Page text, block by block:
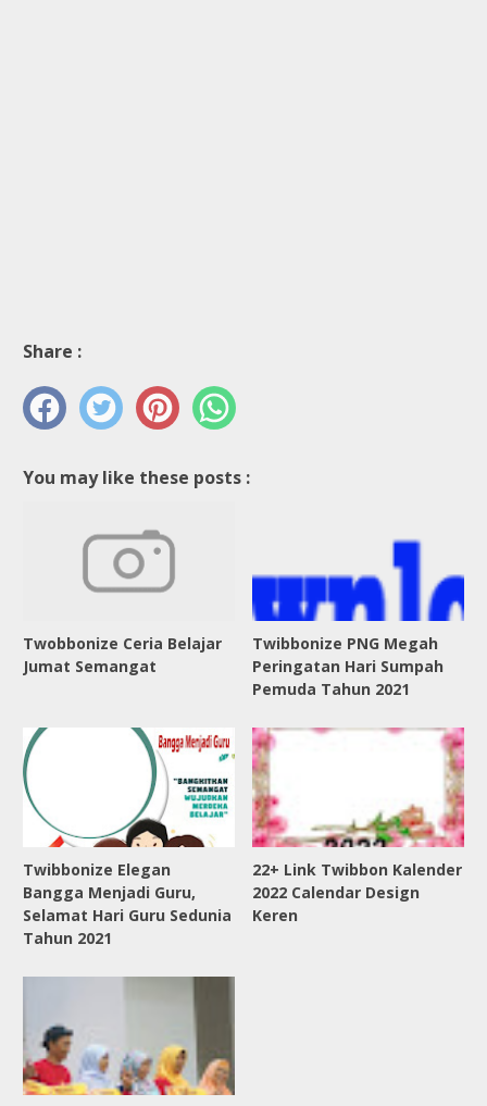
Share :
You may like these posts :
Twobbonize Ceria Belajar
Jumat Semangat
Twibbonize PNG Megah
Peringatan Hari Sumpah
Pemuda Tahun 2021
Twibbonize Elegan
Bangga Menjadi Guru,
Selamat Hari Guru Sedunia
Tahun 2021
22+ Link Twibbon Kalender
2022 Calendar Design
Keren